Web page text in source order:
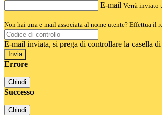
E-mail Verrà inviato
Non hai una e-mail associata al nome utente? Effettua il
E-mail inviata, si prega di controllare la casella
Errore
Chiudi
Successo
Chiudi